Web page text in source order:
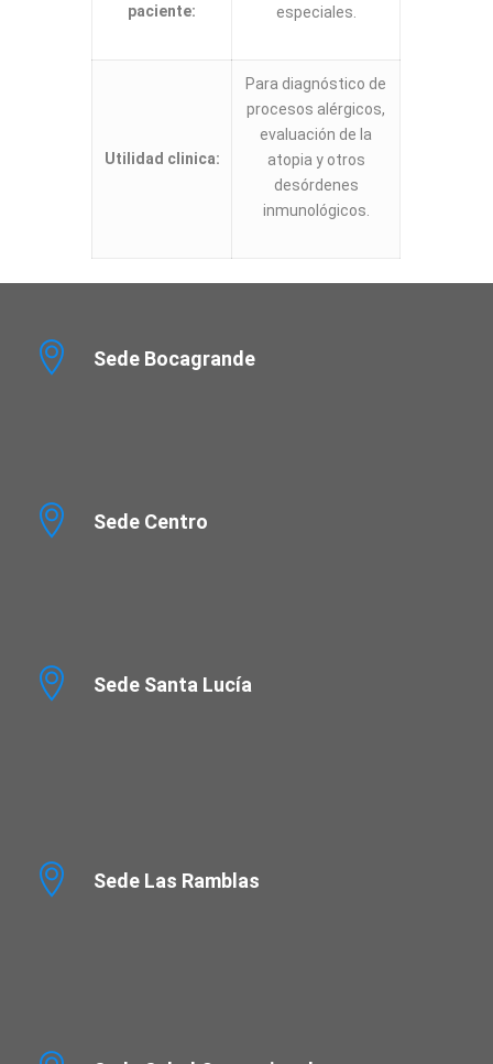
paciente:
especiales.
Utilidad clinica:
Para diagnóstico de
procesos alérgicos,
evaluación de la
atopia y otros
desórdenes
inmunológicos.
Sede Bocagrande
Sede Centro
Sede Santa Lucía
Sede Las Ramblas